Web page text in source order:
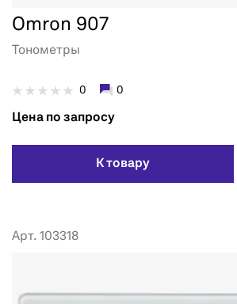
Omron 907
Тонометры
0 0
Цена по запросу
К товару
Арт. 103318